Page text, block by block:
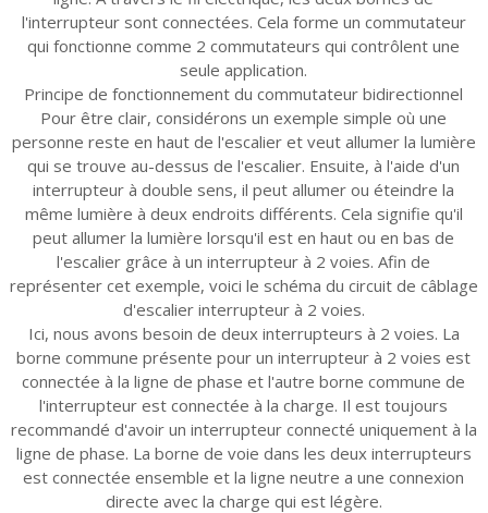
l'interrupteur sont connectées. Cela forme un commutateur
qui fonctionne comme 2 commutateurs qui contrôlent une
seule application.
Principe de fonctionnement du commutateur bidirectionnel
Pour être clair, considérons un exemple simple où une
personne reste en haut de l'escalier et veut allumer la lumière
qui se trouve au-dessus de l'escalier. Ensuite, à l'aide d'un
interrupteur à double sens, il peut allumer ou éteindre la
même lumière à deux endroits différents. Cela signifie qu'il
peut allumer la lumière lorsqu'il est en haut ou en bas de
l'escalier grâce à un interrupteur à 2 voies. Afin de
représenter cet exemple, voici le schéma du circuit de câblage
d'escalier interrupteur à 2 voies.
Ici, nous avons besoin de deux interrupteurs à 2 voies. La
borne commune présente pour un interrupteur à 2 voies est
connectée à la ligne de phase et l'autre borne commune de
l'interrupteur est connectée à la charge. Il est toujours
recommandé d'avoir un interrupteur connecté uniquement à la
ligne de phase. La borne de voie dans les deux interrupteurs
est connectée ensemble et la ligne neutre a une connexion
directe avec la charge qui est légère.